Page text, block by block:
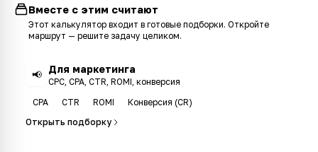
Вместе с этим считают
Этот калькулятор входит в готовые подборки. Откройте
маршрут — решите задачу целиком.
📢 Для маркетинга
CPC, CPA, CTR, ROMI, конверсия
CPA
CTR ROMI
Конверсия (CR)
Открыть подборку